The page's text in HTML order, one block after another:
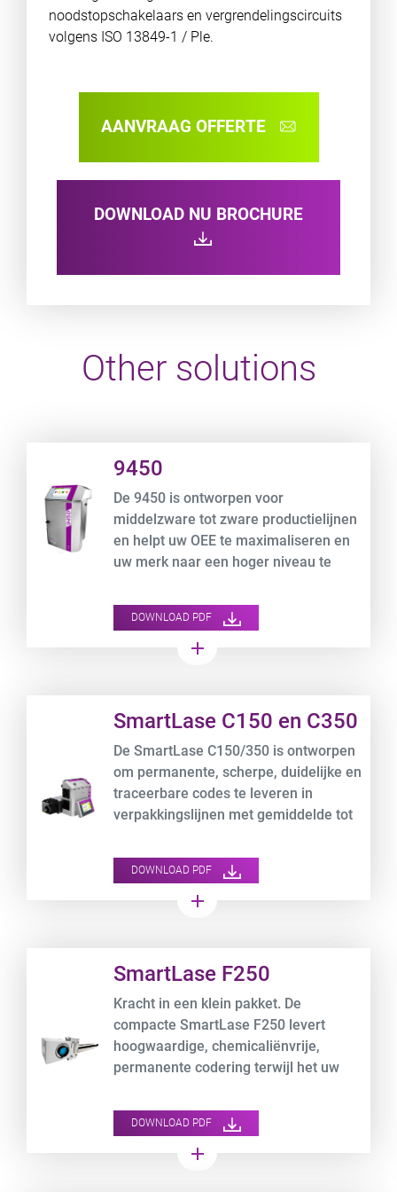
noodstopschakelaars en vergrendelingscircuits
volgens ISO 13849-1 / Ple.
AANVRAAG OFFERTE
DOWNLOAD NU BROCHURE
Other solutions
9450
De 9450 is ontworpen voor
middelzware tot zware productielijnen
en helpt uw OEE te maximaliseren en
uw merk naar een hoger niveau te
DOWNLOAD PDF
add
SmartLase C150 en C350
De SmartLase C150/350 is ontworpen
om permanente, scherpe, duidelijke en
traceerbare codes te leveren in
verpakkingslijnen met gemiddelde tot
voor de beste
lasercoderingsoplossingen in zijn
DOWNLOAD PDF
add
SmartLase F250
Kracht in een klein pakket. De
compacte SmartLase F250 levert
hoogwaardige, chemicaliënvrije,
permanente codering terwijl het uw
DOWNLOAD PDF
add